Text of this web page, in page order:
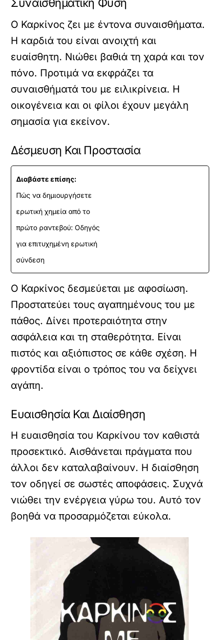
Συναισθηματική Φύση
Ο Καρκίνος ζει με έντονα συναισθήματα.
Η καρδιά του είναι ανοιχτή και
ευαίσθητη. Νιώθει βαθιά τη χαρά και τον
πόνο. Προτιμά να εκφράζει τα
συναισθήματά του με ειλικρίνεια. Η
οικογένεια και οι φίλοι έχουν μεγάλη
σημασία για εκείνον.
Δέσμευση Και Προστασία
Διαβάστε επίσης:
Πώς να δημιουργήσετε
ερωτική χημεία από το
πρώτο ραντεβού: Οδηγός
για επιτυχημένη ερωτική
σύνδεση
Ο Καρκίνος δεσμεύεται με αφοσίωση.
Προστατεύει τους αγαπημένους του με
πάθος. Δίνει προτεραιότητα στην
ασφάλεια και τη σταθερότητα. Είναι
πιστός και αξιόπιστος σε κάθε σχέση. Η
φροντίδα είναι ο τρόπος του να δείχνει
αγάπη.
Ευαισθησία Και Διαίσθηση
Η ευαισθησία του Καρκίνου τον καθιστά
προσεκτικό. Αισθάνεται πράγματα που
άλλοι δεν καταλαβαίνουν. Η διαίσθηση
τον οδηγεί σε σωστές αποφάσεις. Συχνά
νιώθει την ενέργεια γύρω του. Αυτό τον
βοηθά να προσαρμόζεται εύκολα.